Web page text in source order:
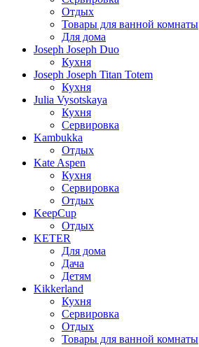
Отдых
Товары для ванной комнаты
Для дома
Joseph Joseph Duo
Кухня
Joseph Joseph Titan Totem
Кухня
Julia Vysotskaya
Кухня
Сервировка
Kambukka
Отдых
Kate Aspen
Кухня
Сервировка
Отдых
KeepCup
Отдых
KETER
Для дома
Дача
Детям
Kikkerland
Кухня
Сервировка
Отдых
Товары для ванной комнаты